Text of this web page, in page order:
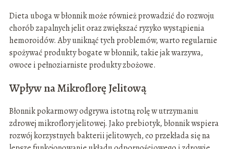
Dieta uboga w błonnik może również prowadzić do rozwoju
chorób zapalnych jelit oraz zwiększać ryzyko wystąpienia
hemoroidów. Aby uniknąć tych problemów, warto regularnie
spożywać produkty bogate w błonnik, takie jak warzywa,
owoce i pełnoziarniste produkty zbożowe.
Wpływ na Mikroflorę Jelitową
Błonnik pokarmowy odgrywa istotną rolę w utrzymaniu
zdrowej mikroflory jelitowej. Jako prebiotyk, błonnik wspiera
rozwój korzystnych bakterii jelitowych, co przekłada się na